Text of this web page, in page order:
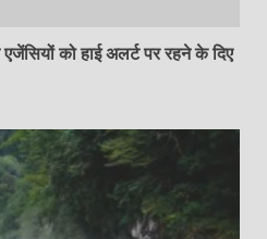
को हाई अलर्ट पर रहने के दिए